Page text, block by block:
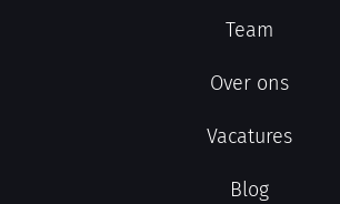
Team
Over ons
Vacatures
Blog